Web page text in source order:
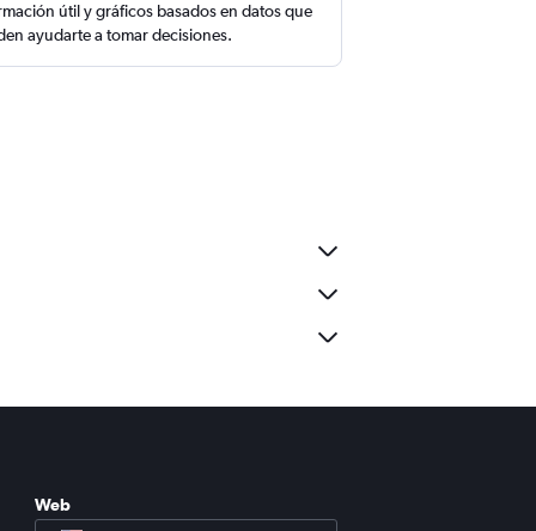
útil y gráficos basados en datos que
ayudarte a tomar decisiones.
Web